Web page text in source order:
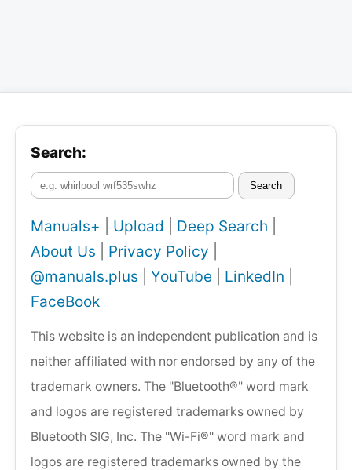
Search:
Search
Manuals+ Upload Deep Search
About Us
Privacy Policy
@manuals.plus
YouTube LinkedIn
FaceBook
This website is an independent publication and is
neither affiliated with nor endorsed by any of the
trademark owners. The "Bluetooth®" word mark
and logos are registered trademarks owned by
Bluetooth SIG, Inc. The "Wi-Fi®" word mark and
logos are registered trademarks owned by the